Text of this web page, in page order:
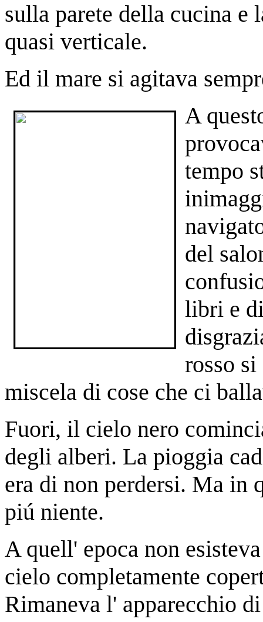
sulla parete della cucina e
quasi verticale.
Ed il mare si agitava
A
tempo
del
libri e
rosso
miscela di cose che ci
Fuori, il cielo nero
degli alberi. La pioggia
era di non perdersi. Ma in
piú niente.
A quell' epoca non
cielo completamente
Rimaneva l' apparecchio